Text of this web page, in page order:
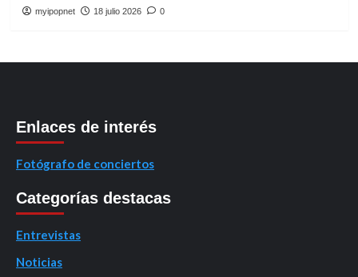
myipopnet 18 julio 2026 0
Enlaces de interés
Fotógrafo de conciertos
Categorías destacas
Entrevistas
Noticias